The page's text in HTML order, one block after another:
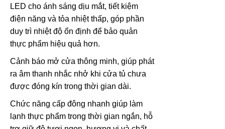
LED cho ánh sáng dịu mắt, tiết kiệm
điện năng và tỏa nhiệt thấp, góp phần
duy trì nhiệt độ ổn định để bảo quản
thực phẩm hiệu quả hơn.
Cảnh báo mở cửa thông minh, giúp phát
ra âm thanh nhắc nhở khi cửa tủ chưa
được đóng kín trong thời gian dài.
Chức năng cấp đông nhanh giúp làm
lạnh thực phẩm trong thời gian ngắn, hỗ